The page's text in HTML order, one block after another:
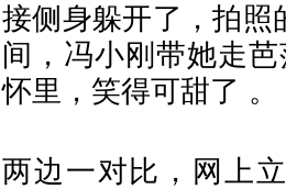
接侧身躲开了，拍照
间，冯小刚带她走
怀里，笑得可甜了 。
两边一对比，网上